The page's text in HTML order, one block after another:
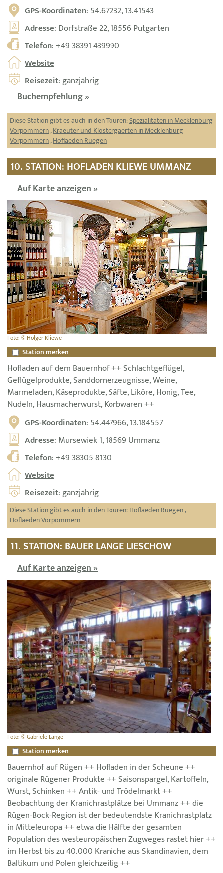
GPS-Koordinaten: 54.67232, 13.41543
Adresse: Dorfstraße 22, 18556 Putgarten
Telefon:+49 38391 439990
Website
Reisezeit: ganzjährig
Buchempfehlung »
Diese Station gibt es auch in den Touren:Spezialitäten in Mecklenburg
Vorpommern,Kraeuter und Klostergaerten in Mecklenburg
Vorpommern,Hoflaeden Ruegen
10. STATION: HOFLADEN KLIEWE UMMANZ
Auf Karte anzeigen »
Foto: © Holger Kliewe
Station merken
Hofladen auf dem Bauernhof ++ Schlachtgeflügel,
Geflügelprodukte, Sanddornerzeugnisse, Weine,
Marmeladen, Käseprodukte, Säfte, Liköre, Honig, Tee,
Nudeln, Hausmacherwurst, Korbwaren ++
GPS-Koordinaten: 54.447966, 13.184557
Adresse: Mursewiek 1, 18569 Ummanz
Telefon:+49 38305 8130
Website
Reisezeit: ganzjährig
Diese Station gibt es auch in den Touren:Hoflaeden Ruegen,
Hoflaeden Vorpommern
11. STATION: BAUER LANGE LIESCHOW
Auf Karte anzeigen »
Foto: © Gabriele Lange
Station merken
Bauernhof auf Rügen ++ Hofladen in der Scheune ++
originale Rügener Produkte ++ Saisonspargel, Kartoffeln,
Wurst, Schinken ++ Antik- und Trödelmarkt ++
Beobachtung der Kranichrastplätze bei Ummanz ++ die
Rügen-Bock-Region ist der bedeutendste Kranichrastplatz
in Mitteleuropa ++ etwa die Hälfte der gesamten
Population des westeuropäischen Zugweges rastet hier ++
im Herbst bis zu 40.000 Kraniche aus Skandinavien, dem
Baltikum und Polen gleichzeitig ++